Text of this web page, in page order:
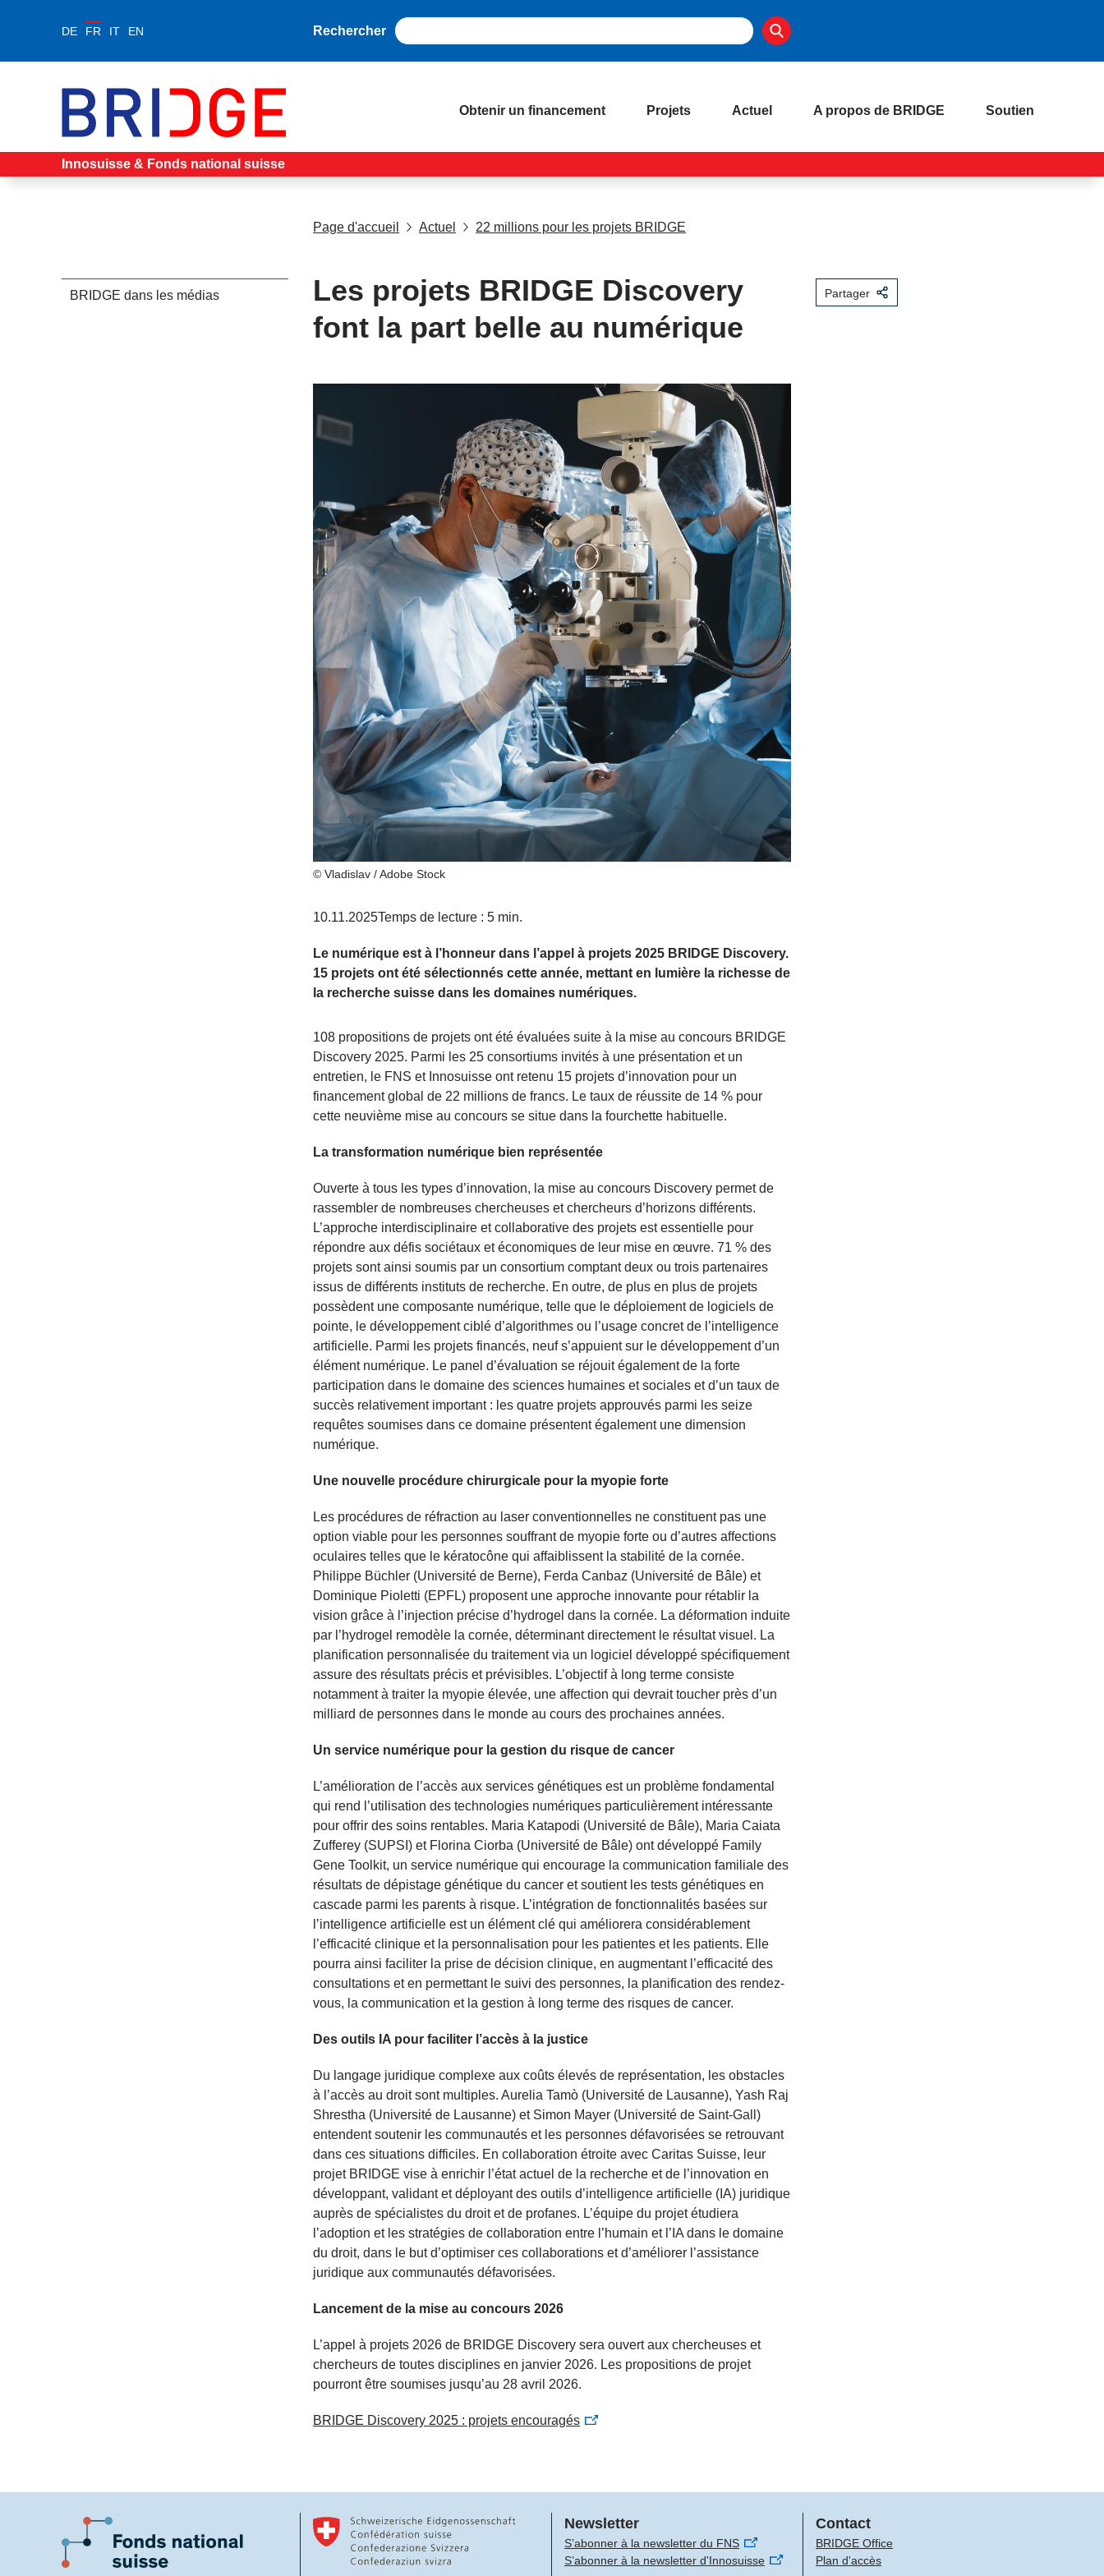
DE FR IT EN Rechercher
Obtenir un financement Projets Actuel A propos de BRIDGE Soutien
Innosuisse & Fonds national suisse
Page d'accueil Actuel 22 millions pour les projets BRIDGE
BRIDGE dans les médias
Les projets BRIDGE Discovery
font la part belle au numérique
© Vladislav / Adobe Stock
10.11.2025Temps de lecture : 5 min.
Le numérique est à l’honneur dans l’appel à projets 2025 BRIDGE Discovery.
15 projets ont été sélectionnés cette année, mettant en lumière la richesse de
la recherche suisse dans les domaines numériques.
108 propositions de projets ont été évaluées suite à la mise au concours BRIDGE
Discovery 2025. Parmi les 25 consortiums invités à une présentation et un
entretien, le FNS et Innosuisse ont retenu 15 projets d’innovation pour un
financement global de 22 millions de francs. Le taux de réussite de 14 % pour
cette neuvième mise au concours se situe dans la fourchette habituelle.
La transformation numérique bien représentée
Ouverte à tous les types d’innovation, la mise au concours Discovery permet de
rassembler de nombreuses chercheuses et chercheurs d’horizons différents.
L’approche interdisciplinaire et collaborative des projets est essentielle pour
répondre aux défis sociétaux et économiques de leur mise en œuvre. 71 % des
projets sont ainsi soumis par un consortium comptant deux ou trois partenaires
issus de différents instituts de recherche. En outre, de plus en plus de projets
possèdent une composante numérique, telle que le déploiement de logiciels de
pointe, le développement ciblé d’algorithmes ou l’usage concret de l’intelligence
artificielle. Parmi les projets financés, neuf s’appuient sur le développement d’un
élément numérique. Le panel d’évaluation se réjouit également de la forte
participation dans le domaine des sciences humaines et sociales et d’un taux de
succès relativement important : les quatre projets approuvés parmi les seize
requêtes soumises dans ce domaine présentent également une dimension
numérique.
Une nouvelle procédure chirurgicale pour la myopie forte
Les procédures de réfraction au laser conventionnelles ne constituent pas une
option viable pour les personnes souffrant de myopie forte ou d’autres affections
oculaires telles que le kératocône qui affaiblissent la stabilité de la cornée.
Philippe Büchler (Université de Berne), Ferda Canbaz (Université de Bâle) et
Dominique Pioletti (EPFL) proposent une approche innovante pour rétablir la
vision grâce à l’injection précise d’hydrogel dans la cornée. La déformation induite
par l’hydrogel remodèle la cornée, déterminant directement le résultat visuel. La
planification personnalisée du traitement via un logiciel développé spécifiquement
assure des résultats précis et prévisibles. L’objectif à long terme consiste
notamment à traiter la myopie élevée, une affection qui devrait toucher près d’un
milliard de personnes dans le monde au cours des prochaines années.
Un service numérique pour la gestion du risque de cancer
L’amélioration de l’accès aux services génétiques est un problème fondamental
qui rend l’utilisation des technologies numériques particulièrement intéressante
pour offrir des soins rentables. Maria Katapodi (Université de Bâle), Maria Caiata
Zufferey (SUPSI) et Florina Ciorba (Université de Bâle) ont développé Family
Gene Toolkit, un service numérique qui encourage la communication familiale des
résultats de dépistage génétique du cancer et soutient les tests génétiques en
cascade parmi les parents à risque. L’intégration de fonctionnalités basées sur
l’intelligence artificielle est un élément clé qui améliorera considérablement
l’efficacité clinique et la personnalisation pour les patientes et les patients. Elle
pourra ainsi faciliter la prise de décision clinique, en augmentant l’efficacité des
consultations et en permettant le suivi des personnes, la planification des rendez-
vous, la communication et la gestion à long terme des risques de cancer.
Des outils IA pour faciliter l’accès à la justice
Du langage juridique complexe aux coûts élevés de représentation, les obstacles
à l’accès au droit sont multiples. Aurelia Tamò (Université de Lausanne), Yash Raj
Shrestha (Université de Lausanne) et Simon Mayer (Université de Saint-Gall)
entendent soutenir les communautés et les personnes défavorisées se retrouvant
dans ces situations difficiles. En collaboration étroite avec Caritas Suisse, leur
projet BRIDGE vise à enrichir l’état actuel de la recherche et de l’innovation en
développant, validant et déployant des outils d’intelligence artificielle (IA) juridique
auprès de spécialistes du droit et de profanes. L’équipe du projet étudiera
l’adoption et les stratégies de collaboration entre l’humain et l’IA dans le domaine
du droit, dans le but d’optimiser ces collaborations et d’améliorer l’assistance
juridique aux communautés défavorisées.
Lancement de la mise au concours 2026
L’appel à projets 2026 de BRIDGE Discovery sera ouvert aux chercheuses et
chercheurs de toutes disciplines en janvier 2026. Les propositions de projet
pourront être soumises jusqu’au 28 avril 2026.
BRIDGE Discovery 2025 : projets encouragés
Partager
Newsletter
S’abonner à la newsletter du FNS
S’abonner à la newsletter d'Innosuisse
Contact
BRIDGE Office
Plan d'accès